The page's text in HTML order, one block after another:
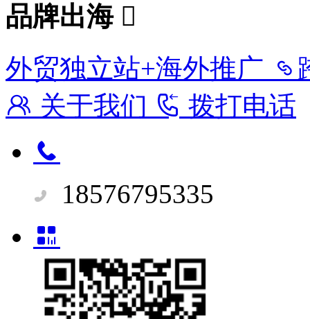
品牌出海
外贸独立站+海外推广
关于我们
拨打电话
18576795335